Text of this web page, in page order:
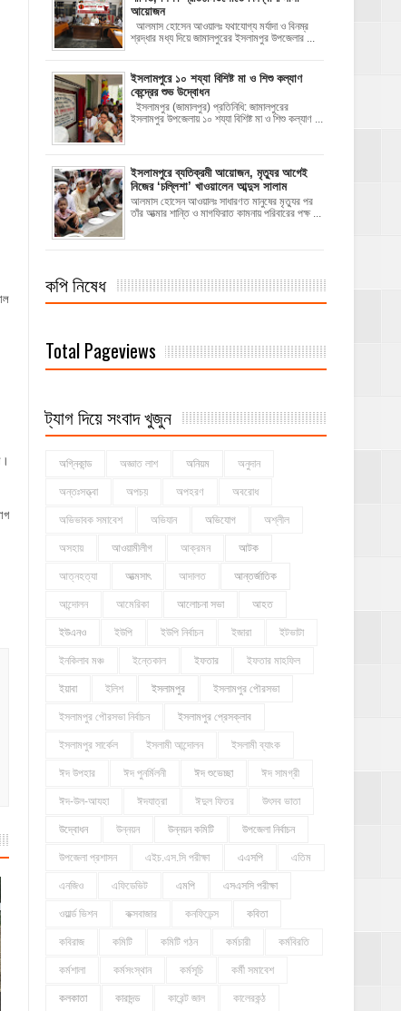
আয়োজন
‎​আলমাস হোসেন আওয়ালঃ‎ ‎​যথাযোগ্য মর্যাদা ও বিনম্র
শ্রদ্ধার মধ্য দিয়ে জামালপুরের ইসলামপুর উপজেলার ...
ইসলামপুরে ১০ শয্যা বিশিষ্ট মা ও শিশু কল্যাণ
কেন্দ্রের শুভ উদ্বোধন
ইসলামপুর (জামালপুর) প্রতিনিধি: জামালপুরের
ইসলামপুর উপজেলায় ১০ শয্যা বিশিষ্ট মা ও শিশু কল্যাণ ...
‎ইসলামপুরে ব্যতিক্রমী আয়োজন, মৃত্যুর আগেই
নিজের ‘চল্লিশা’ খাওয়ালেন আব্দুস সালাম
আলমাস হোসেন আওয়ালঃ ‎​সাধারণত মানুষের মৃত্যুর পর
তাঁর আত্মার শান্তি ও মাগফিরাত কামনায় পরিবারের পক্ষ ...
কপি নিষেধ
Total Pageviews
ট্যাগ দিয়ে সংবাদ খুজুন
অগ্নিকান্ড অজ্ঞাত লাশ অনিয়ম অনুদান
অন্তঃসত্ত্বা অপচয় অপহরণ অবরোধ
অভিভাবক সমাবেশ অভিযান অভিযোগ অশ্লীল
অসহায় আওয়ামীলীগ আক্রমন আটক
আত্নহত্যা আত্মসাৎ আদালত আন্তর্জাতিক
আন্দোলন আমেরিকা আলোচনা সভা আহত
ইউএনও ইউপি ইউপি নির্বাচন ইজারা ইটভাটা
ইনকিলাব মঞ্চ ইন্তেকাল ইফতার ইফতার মাহফিল
ইয়াবা ইলিশ ইসলামপুর ইসলামপুর পৌরসভা
ইসলামপুর পৌরসভা নির্বাচন ইসলামপুর প্রেসক্লাব
ইসলামপুর সার্কেল ইসলামী আন্দোলন ইসলামী ব্যাংক
ঈদ উপহার ঈদ পুনর্মিলনী ঈদ শুভেচ্ছা ঈদ সামগ্রী
ঈদ-উল-আযহা ঈদযাত্রা ঈদুল ফিতর উৎসব ভাতা
উদ্বোধন উন্নয়ন উন্নয়ন কমিটি উপজেলা নির্বাচন
উপজেলা প্রশাসন এইচ.এস.সি পরীক্ষা এএসপি এতিম
এনজিও এফিডেভিট এমপি এসএসসি পরীক্ষা
ওয়ার্ল্ড ভিশন কক্সবাজার কনফিডেন্স কবিতা
কবিরাজ কমিটি কমিটি গঠন কর্মচারী কর্মবিরতি
কর্মশালা কর্মসংস্থান কর্মসূচি কর্মী সমাবেশ
কলকাতা কারাদন্ড কারেন্ট জাল কালেরকন্ঠ